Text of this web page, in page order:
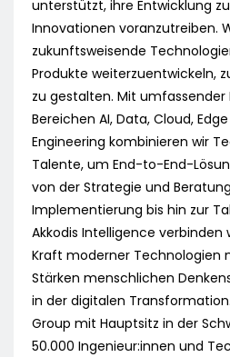
unterstützt, ihre Entwicklung
Innovationen voranzutreiben.
zukunftsweisende
Produkte weiterzuentwickeln,
zu gestalten. Mit umfassender
Bereichen AI, Data, Cloud,
Engineering kombinieren wir
Talente, um End-to-End-
von der Strategie und
Implementierung bis hin zur
Akkodis Intelligence verbinden
Kraft moderner Technologien
Stärken menschlichen
in der digitalen
Group mit Hauptsitz in der
50.000 Ingenieur:innen und